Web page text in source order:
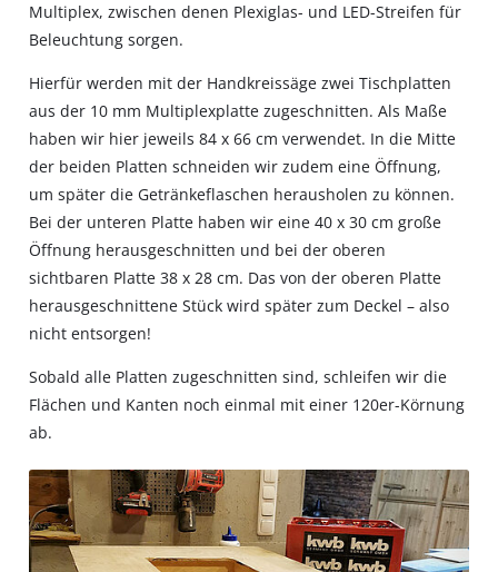
Multiplex, zwischen denen Plexiglas- und LED-Streifen für
Beleuchtung sorgen.
Hierfür werden mit der Handkreissäge zwei Tischplatten
aus der 10 mm Multiplexplatte zugeschnitten. Als Maße
haben wir hier jeweils 84 x 66 cm verwendet. In die Mitte
der beiden Platten schneiden wir zudem eine Öffnung,
um später die Getränkeflaschen herausholen zu können.
Bei der unteren Platte haben wir eine 40 x 30 cm große
Öffnung herausgeschnitten und bei der oberen
sichtbaren Platte 38 x 28 cm. Das von der oberen Platte
herausgeschnittene Stück wird später zum Deckel – also
nicht entsorgen!
Sobald alle Platten zugeschnitten sind, schleifen wir die
Flächen und Kanten noch einmal mit einer 120er-Körnung
ab.